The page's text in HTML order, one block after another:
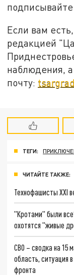
Если вам
редакцией
наблюдения,
почту:
ТЕГИ:
ЧИТАЙТЕ ТАКЖЕ:
Технофашисты XXI
"Кротами" были
охотятся "живые
СВО – сводка на 15
область, ситуация
фронта